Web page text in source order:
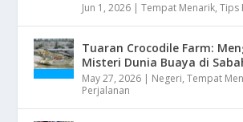
Jun 1, 2026 |Tempat Menarik,Tips
Tuaran Crocodile Farm:
Misteri Dunia Buaya di
May 27, 2026 | Negeri,Tempat
Perjalanan